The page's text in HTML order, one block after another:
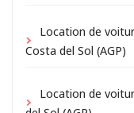
Location de
Costa del Sol (AGP)
Location de